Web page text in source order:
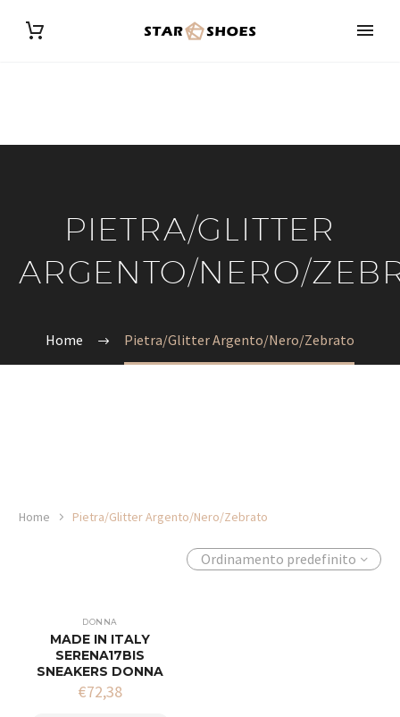
PIETRA/GLITTER
ARGENTO/NERO/
Home Pietra/Glitter Argento/Nero/Zebrato
Home Pietra/Glitter Argento/Nero/Zebrato
Ordinamento predefinito
DONNA
MADE IN ITALY
SERENA17BIS
SNEAKERS DONNA
€72,38